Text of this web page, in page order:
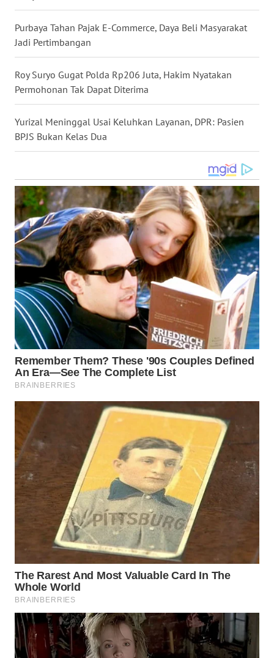
Purbaya Tahan Pajak E-Commerce, Daya Beli Masyarakat
Jadi Pertimbangan
Roy Suryo Gugat Polda Rp206 Juta, Hakim Nyatakan
Permohonan Tak Dapat Diterima
Yurizal Meninggal Usai Keluhkan Layanan, DPR: Pasien
BPJS Bukan Kelas Dua
BABEL
SUMBAR
WN
SUMSEL
WN
WN
LAMPUNG
WN
JATENG
WN
NUSANTARA
WN
JOGJA
WN
WN
BALI
KALBAR
WN
KALTENG
KALTARA
WN
KALSEL
WN